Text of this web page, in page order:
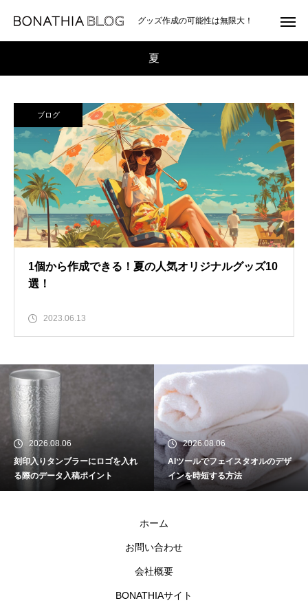
グッズ作成の可能性は無限大！
夏
ブログ
1個から作成できる！夏の人気オリジナルグッズ10
選！
2023.06.13
2026.08.06
刻印入りタンブラーにロゴを入れ
る際のデータ入稿ポイント
2026.08.06
AIツールでフェイスタオルのデザ
インを時短する方法
ホーム
お問い合わせ
会社概要
BONATHIAサイト